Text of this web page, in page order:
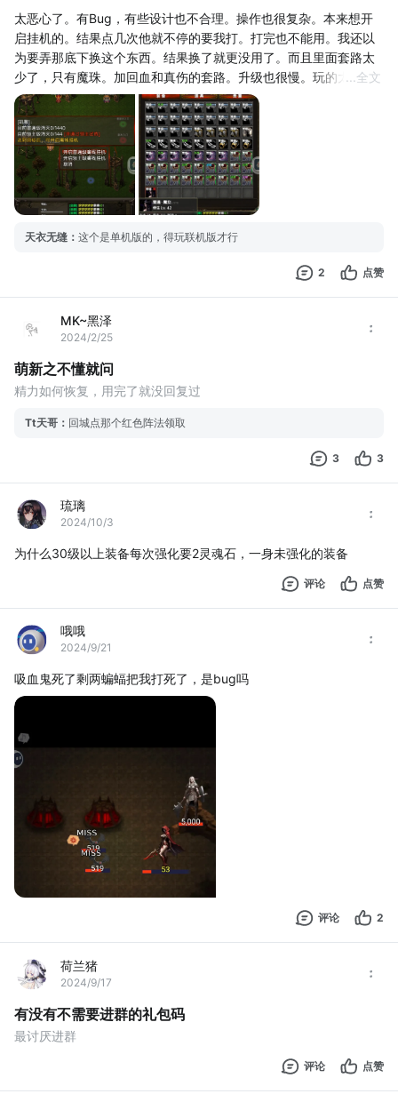
太恶心了。有Bug，有些设计也不合理。操作也很复杂。本来想开
启挂机的。结果点几次他就不停的要我打。打完也不能用。我还以
为要弄那底下换这个东西。结果换了就更没用了。而且里面套路太
少了，只有魔珠。加回血和真伤的套路。升级也很慢。玩的太过难
受了。
全文
天衣无缝 ： 这个是单机版的，得玩联机版才行
2 点赞
MK~黑泽
2024/2/25
萌新之不懂就问
精力如何恢复，用完了就没回复过
Tt天哥 ： 回城点那个红色阵法领取
3 3
琉璃
2024/10/3
为什么30级以上装备每次强化要2灵魂石，一身未强化的装备
评论 点赞
哦哦
2024/9/21
吸血鬼死了剩两蝙蝠把我打死了，是bug吗
评论 2
荷兰猪
2024/9/17
有没有不需要进群的礼包码
最讨厌进群
评论 点赞